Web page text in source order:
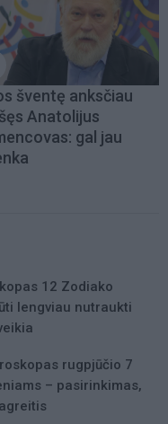
šventę anksčiau
Anatolijus
gal jau
12 Zodiako
lengviau nutraukti
rugpjūčio 7
– pasirinkimas,